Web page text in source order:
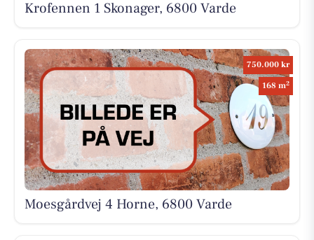
Krofennen 1 Skonager, 6800 Varde
750.000 kr
168 m2
Moesgårdvej 4 Horne, 6800 Varde